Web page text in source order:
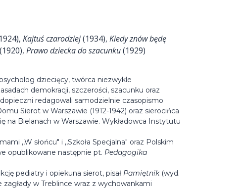
Kajtuś czarodziej(1934), Kiedy znów będę
(1920), Prawo dziecka do szacunku(1929)
dziecięcy, twórca niezwykle
demokracji, szczerości, szacunku oraz
redagowali samodzielnie czasopismo
Sierot w Warszawie (1912-1942) oraz sierocińca
na Bielanach w Warszawie. Wykładowca Instytutu
,,W słońcu" i ,,Szkoła Specjalna" oraz Polskim
opublikowane następnie pt. Pedagogika
pediatry i opiekuna sierot, pisał Pamiętnik(wyd.
w Treblince wraz z wychowankami